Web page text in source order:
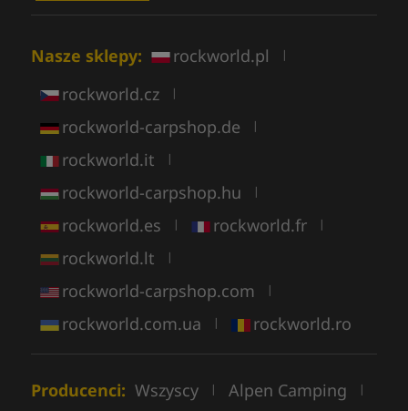
Nasze sklepy: rockworld.pl |
rockworld.cz |
rockworld-carpshop.de |
rockworld.it |
rockworld-carpshop.hu |
rockworld.es | rockworld.fr |
rockworld.lt |
rockworld-carpshop.com |
rockworld.com.ua | rockworld.ro
Producenci: Wszyscy | Alpen Camping |